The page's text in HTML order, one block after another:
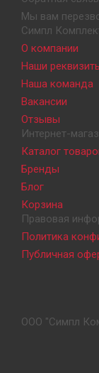
Мы вам
Симпл
О компании
Наши
Наша команда
Вакансии
Отзывы
Интернет-
Каталог
Бренды
Блог
Корзина
Правовая
Политика
Публичная
ООО "Симпл